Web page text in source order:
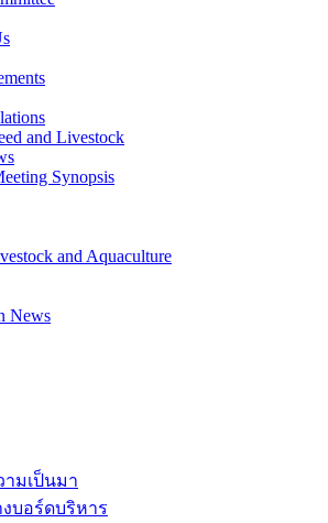
and Livestock
Synopsis
and Aquaculture
News
มเป็นมา
บอร์ดบริหาร